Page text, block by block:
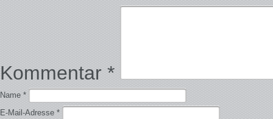
Kommentar *
Name *
E-Mail-Adresse *